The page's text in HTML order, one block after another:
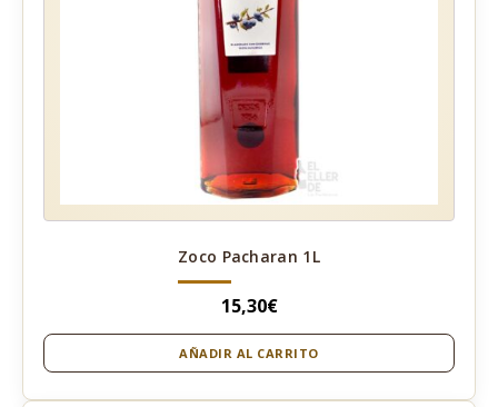
Zoco Pacharan 1L
15,30€
AÑADIR AL CARRITO